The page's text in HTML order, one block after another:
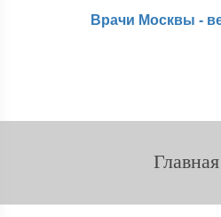
Врачи Москвы -
Главная